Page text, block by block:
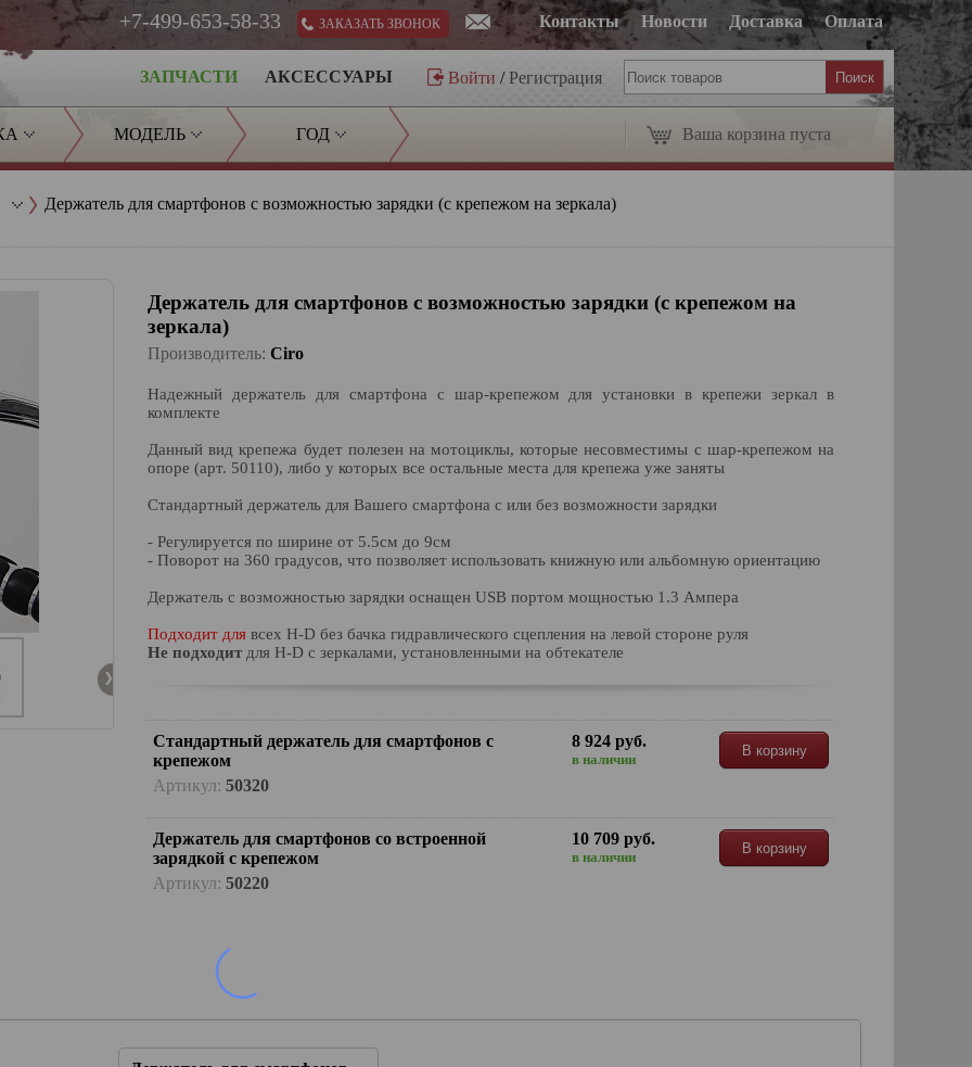
Оплата
Доставка
Новости
Контакты
ЗАКАЗАТЬ ЗВОНОК
+7-499-653-58-33
Войти /Регистрация
АКСЕССУАРЫ
ЗАПЧАСТИ
МОДЕЛЬ ГОД Ваша корзина пуста
Держатель для смартфонов с возможностью зарядки (с крепежом на зеркала)
Держатель для смартфонов с возможностью зарядки (с крепежом на
зеркала)
Производитель: Ciro
Надежный держатель для смартфона с шар-крепежом для установки в крепежи зеркал в
комплекте
Данный вид крепежа будет полезен на мотоциклы, которые несовместимы с шар-крепежом на
опоре (арт. 50110), либо у которых все остальные места для крепежа уже заняты
Стандартный держатель для Вашего смартфона с или без возможности зарядки
- Регулируется по ширине от 5.5см до 9см
- Поворот на 360 градусов, что позволяет использовать книжную или альбомную ориентацию
Держатель с возможностью зарядки оснащен USB портом мощностью 1.3 Ампера
Подходит для всех H-D без бачка гидравлического сцепления на левой стороне руля
Не подходит для H-D с зеркалами, установленными на обтекателе
Стандартный держатель для смартфонов с
крепежом
8 924 руб.
в наличии
В корзину
Артикул: 50320
Держатель для смартфонов со встроенной
зарядкой с крепежом
10 709 руб.
в наличии
В корзину
Артикул: 50220